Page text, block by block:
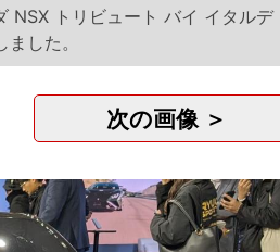
トリビュート バイ イタルデ
した。
次の画像 ＞